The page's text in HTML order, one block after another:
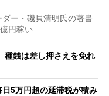
ー・磯貝清明氏の著書
億円稼い…
種銭は差し押さえを免れ
5万円超の延滞税が積み